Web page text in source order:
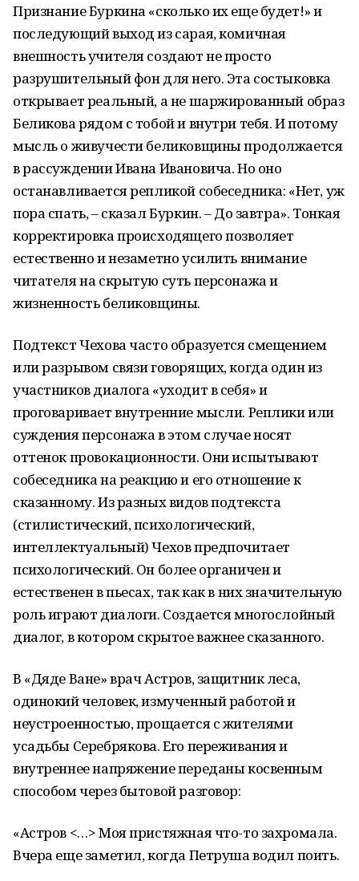
Признание Буркина «сколько их еще будет!» и
последующий выход из сарая, комичная
внешность учителя создают не просто
разрушительный фон для него. Эта состыковка
открывает реальный, а не шаржированный образ
Беликова рядом с тобой и внутри тебя. И потому
мысль о живучести беликовщины продолжается
в рассуждении Ивана Ивановича. Но оно
останавливается репликой собеседника: «Нет, уж
пора спать, – сказал Буркин. – До завтра». Тонкая
корректировка происходящего позволяет
естественно и незаметно усилить внимание
читателя на скрытую суть персонажа и
жизненность беликовщины.
Подтекст Чехова часто образуется смещением
или разрывом связи говорящих, когда один из
участников диалога «уходит в себя» и
проговаривает внутренние мысли. Реплики или
суждения персонажа в этом случае носят
оттенок провокационности. Они испытывают
собеседника на реакцию и его отношение к
сказанному. Из разных видов подтекста
(стилистический, психологический,
интеллектуальный) Чехов предпочитает
психологический. Он более органичен и
естественен в пьесах, так как в них значительную
роль играют диалоги. Создается многослойный
диалог, в котором скрытое важнее сказанного.
В «Дяде Ване» врач Астров, защитник леса,
одинокий человек, измученный работой и
неустроенностью, прощается с жителями
усадьбы Серебрякова. Его переживания и
внутреннее напряжение переданы косвенным
способом через бытовой разговор:
«Астров <…> Моя пристяжная что-то захромала.
Вчера еще заметил, когда Петруша водил поить.